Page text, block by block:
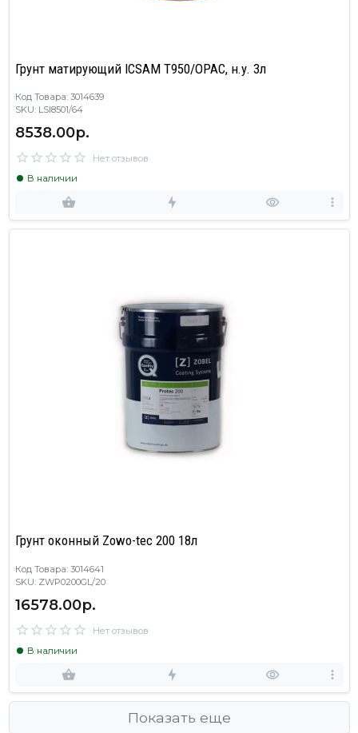
Грунт матирующий ICSAM T950/OPAC, н.у. 3л
Код Товара: 3014639
SKU: LSI8501/64
8538.00р.
Нет отзывов
В наличии
Грунт оконный Zowo-tec 200 18л
Код Товара: 3014641
SKU: ZWP0200GL/20
16578.00р.
Нет отзывов
В наличии
Показать еще